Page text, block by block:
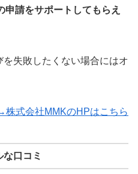
申請をサポートしてもらえ
失敗したくない場合にはオ
株式会社MMKのHPはこちら
な口コミ